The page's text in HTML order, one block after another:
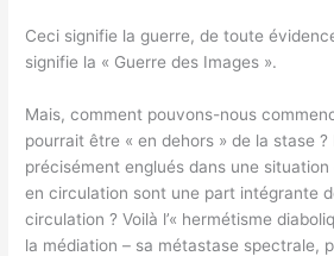
Ceci signifie la guerre, de toute
signifie la « Guerre des Images ».
Mais, comment pouvons-nous
pourrait être « en dehors » de la stase
précisément englués dans une
en circulation sont une part intégrante
circulation ? Voilà l’« hermétisme
la médiation – sa métastase spectrale,